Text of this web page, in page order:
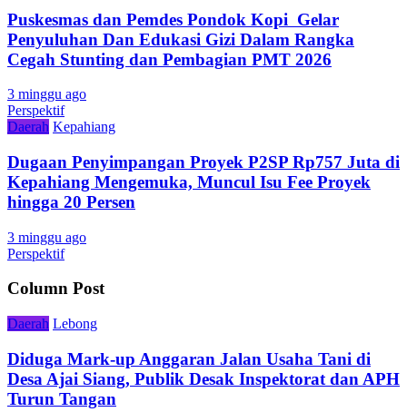
Puskesmas dan Pemdes Pondok Kopi Gelar
Penyuluhan Dan Edukasi Gizi Dalam Rangka
Cegah Stunting dan Pembagian PMT 2026
3 minggu ago
Perspektif
Daerah Kepahiang
Dugaan Penyimpangan Proyek P2SP Rp757 Juta di
Kepahiang Mengemuka, Muncul Isu Fee Proyek
hingga 20 Persen
3 minggu ago
Perspektif
Column Post
Daerah Lebong
Diduga Mark-up Anggaran Jalan Usaha Tani di
Desa Ajai Siang, Publik Desak Inspektorat dan APH
Turun Tangan